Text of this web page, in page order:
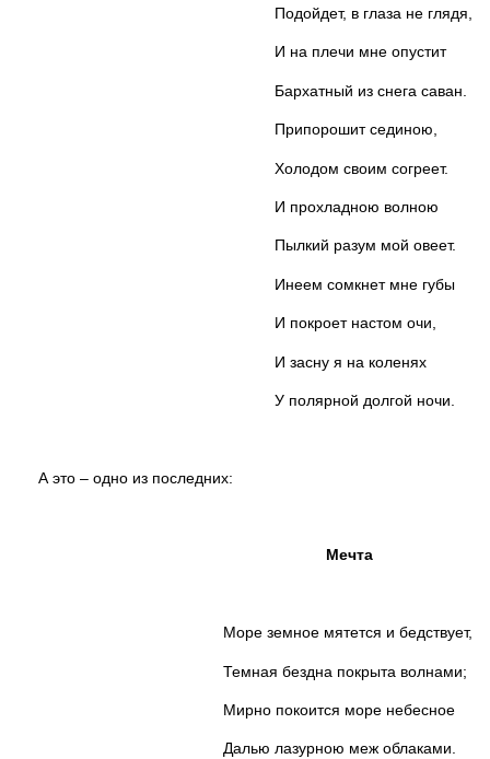
Подойдет, в глаза не глядя,
И на плечи мне опустит
Бархатный из снега саван.
Припорошит сединою,
Холодом своим согреет.
И прохладною волною
Пылкий разум мой овеет.
Инеем сомкнет мне губы
И покроет настом очи,
И засну я на коленях
У полярной долгой ночи.
А это – одно из последних:
Мечта
Море земное мятется и бедствует,
Темная бездна покрыта волнами;
Мирно покоится море небесное
Далью лазурною меж облаками.